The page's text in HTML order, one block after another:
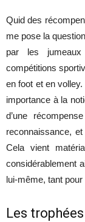
Quid des
me pose la
par les
compétitions
en foot et en volley.
importance à la
d’une
reconnaissance,
Cela vient
considérablement
lui-même, tant
Les